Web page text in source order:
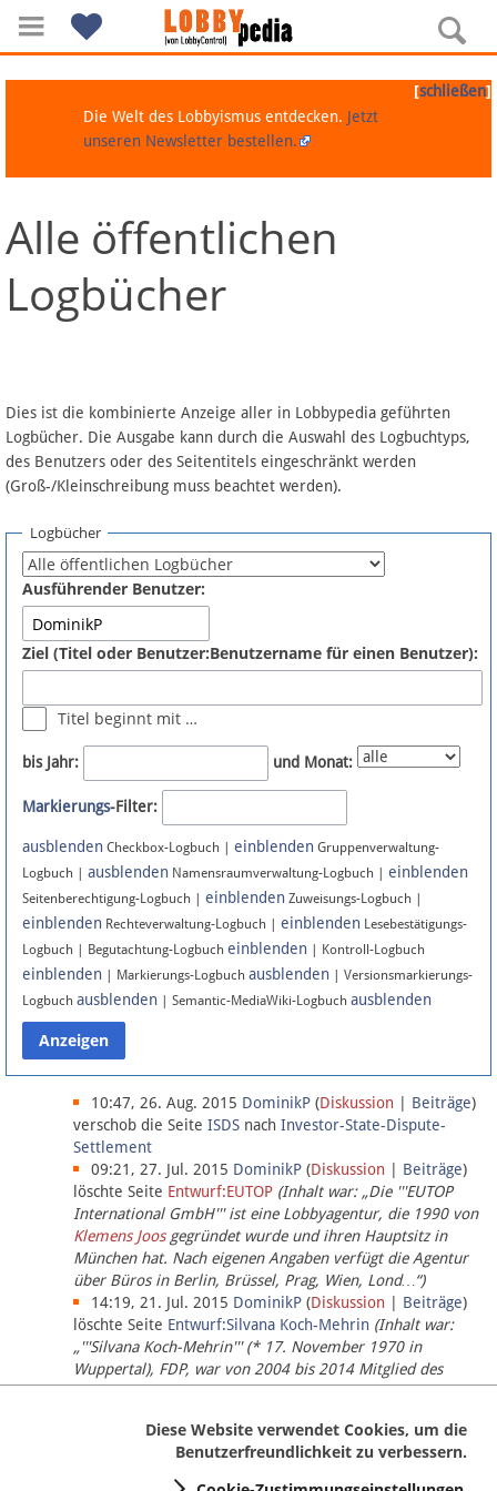
Navigation
Über Lobbypedia
Artikel nach Kategorien
FAQ
Fördermitglied werden
Fehler melden
Newsletter
Bluesky
Facebook
Instagram
Anmelden
Datenschutz
Über Lobbypedia
Impressum
[schließen]
Die Welt des Lobbyismus entdecken. Jetzt
unseren Newsletter bestellen.
Alle öffentlichen
Logbücher
Dies ist die kombinierte Anzeige aller in Lobbypedia geführten
Logbücher. Die Ausgabe kann durch die Auswahl des Logbuchtyps,
des Benutzers oder des Seitentitels eingeschränkt werden
(Groß-/Kleinschreibung muss beachtet werden).
Logbücher
Ausführender Benutzer:
Ziel (Titel oder Benutzer:Benutzername für einen Benutzer):
Titel beginnt mit …
bis Jahr: und Monat:
Markierungs-Filter:
ausblenden Checkbox-Logbuch | einblenden Gruppenverwaltung-
Logbuch | ausblenden Namensraumverwaltung-Logbuch | einblenden
Seitenberechtigung-Logbuch | einblenden Zuweisungs-Logbuch |
einblenden Rechteverwaltung-Logbuch | einblenden Lesebestätigungs-
Logbuch | Begutachtung-Logbuch einblenden | Kontroll-Logbuch
einblenden | Markierungs-Logbuch ausblenden | Versionsmarkierungs-
Logbuch ausblenden | Semantic-MediaWiki-Logbuch ausblenden
10:47, 26. Aug. 2015 DominikP (Diskussion Beiträge)
verschob die Seite ISDS nach Investor-State-Dispute-
Settlement
09:21, 27. Jul. 2015 DominikP (Diskussion Beiträge)
löschte Seite Entwurf:EUTOP (Inhalt war: „Die '''EUTOP
International GmbH''' ist eine Lobbyagentur, die 1990 von
Klemens Joosgegründet wurde und ihren Hauptsitz in
München hat. Nach eigenen Angaben verfügt die Agentur
über Büros in Berlin, Brüssel, Prag, Wien, Lond…“)
14:19, 21. Jul. 2015 DominikP (Diskussion Beiträge)
löschte Seite Entwurf:Silvana Koch-Mehrin (Inhalt war:
„'''Silvana Koch-Mehrin''' (* 17. November 1970 in
Wuppertal), FDP, war von 2004 bis 2014 Mitglied des
Europäischen Parlaments, seit November 2014 ist sie für
Diese Website verwendet Cookies, um die
Benutzerfreundlichkeit zu verbessern.